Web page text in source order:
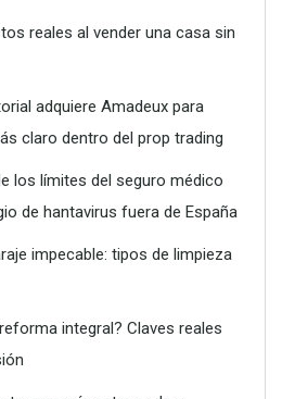
que puede ofrecerte un vivero
reales al vender una casa sin
adquiere Amadeux para
claro dentro del prop trading
los límites del seguro médico
de hantavirus fuera de España
impecable: tipos de limpieza
integral? Claves reales